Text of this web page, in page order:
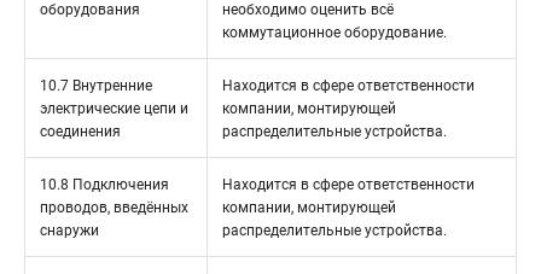
оборудования
необходимо оценить всё
коммутационное оборудование.
10.7 Внутренние
электрические цепи и
соединения
Находится в сфере ответственности
компании, монтирующей
распределительные устройства.
10.8 Подключения
проводов, введённых
снаружи
Находится в сфере ответственности
компании, монтирующей
распределительные устройства.